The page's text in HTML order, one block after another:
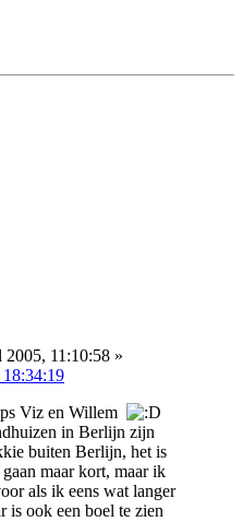
2005, 11:10:58 »
Viz en Willem
in Berlijn zijn
buiten Berlijn, het is
maar kort, maar ik
als ik eens wat langer
is ook een boel te zien